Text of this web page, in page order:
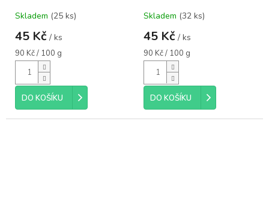
Skladem (25 ks)
45 Kč / ks
Měrná
cena:
90 Kč / 100 g
DO KOŠÍKU
Skladem (32 ks)
45 Kč / ks
Měrná
cena:
90 Kč / 100 g
DO KOŠÍKU